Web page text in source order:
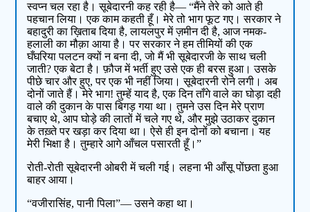
स्वप्न चल रहा है। सूबेदारनी कह रही है— “मैंने तेरे को आते ही
पहचान लिया। एक काम कहती हूँ। मेरे तो भाग फूट गए। सरकार ने
बहादुरी का ख़िताब दिया है, लायलपुर में ज़मीन दी है, आज नमक-
हलाली का मौक़ा आया है। पर सरकार ने हम तीमियों की एक
घँघरिया पलटन क्यों न बना दी, जो मैं भी सूबेदारजी के साथ चली
जाती? एक बेटा है। फ़ौज में भर्ती हुए उसे एक ही बरस हुआ। उसके
पीछे चार और हुए, पर एक भी नहीं जिया। सूबेदारनी रोने लगी। अब
दोनों जाते हैं। मेरे भाग! तुम्हें याद है, एक दिन ताँगे वाले का घोड़ा दही
वाले की दुकान के पास बिगड़ गया था। तुमने उस दिन मेरे प्राण
बचाए थे, आप घोड़े की लातों में चले गए थे, और मुझे उठाकर दुकान
के तख़्ते पर खड़ा कर दिया था। ऐसे ही इन दोनों को बचाना। यह
मेरी भिक्षा है। तुम्हारे आगे आँचल पसारती हूँ।”
रोती-रोती सूबेदारनी ओबरी में चली गई। लहना भी आँसू पोंछता हुआ
बाहर आया।
“वजीरासिंह, पानी पिला”— उसने कहा था।